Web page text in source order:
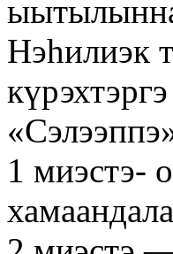
Нэһилиэк
1 миэстэ-